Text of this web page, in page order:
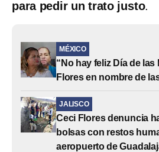
para pedir un trato justo.
MÉXICO
“No hay feliz Día de las
Flores en nombre de
JALISCO
Ceci Flores denuncia
bolsas con restos
aeropuerto de